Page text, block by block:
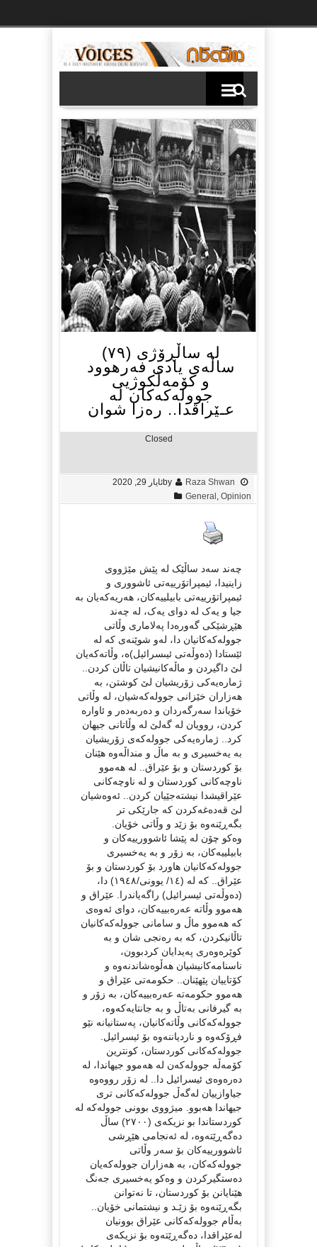
لە ساڵڕۆژی (٧٩)
ساڵەی یادی فەرهوود
و کۆمەڵکوژیی
جوولەکەکان لە
عـێراقدا.. رەزا شوان
Closed
by Raza Shwan
ئایار 29, 2020
General Opinion
چەند سەد ساڵێک لە پێش مێژووی
زاینیدا، ئیمپراتۆرییەتی ئاشووری و
ئیمپراتۆرییەتی بابیلییەکان، هەریەکەیان بە
جیا و یەک لە دوای یەک، لە چەند
هێڕشێکی گەورەدا پەلاماری وڵاتی
جوولەکەکانیان دا، لەو شوێنەی کە لە
ئێستادا (ده‌وڵه‌تی ئیىسرائیل)ه‌، وڵاتەکەیان
لێ داگیردن و ماڵەکانیشیان تاڵان کردن..
ژمارەیەکی زۆریشیان لێ کوشتن، بە
هەزاران خێزانی جوولەکەشیان، لە وڵاتی
خۆیاندا سەرگەردان و دەربەدەر و ئاوارە
کردن، روویان لە گەلێ لە وڵاتانی جیهان
کرد.. ژمارەیەکی جوولەکەی زۆریشیان
بە یەخسیری و بە ماڵ و منداڵەوە هێنان
بۆ کوردستان و بۆ عێراق.. لە هەموو
ناوچەکانی کوردستان و لە ناوچەکانی
عێراقیشدا نیشتەجێیان کردن.. ئەوەشیان
لێ قەدەغەکردن کە جارێکی تر
بگەڕێنەوە بۆ زێد و وڵاتی خۆیان.
وەکو چۆن لە پێشا ئاشوورییەکان و
بابیلییەکان، بە زۆر و بە یەخسیری
جوولەکەکانیان هاورد بۆ کوردستان و بۆ
عێراق.. کە لە (١٤/ یوونی/١٩٤٨) دا،
(دەوڵەتی ئیسرائیل) راگەیاندرا. عێراق و
هەموو وڵاتە عەرەبییەکان، دوای ئەوەی
کە هەموو ماڵ و سامانی جوولەکەکانیان
تاڵانیکردن، کە بە رەنجی شان و بە
کوێرەوەری پەیدایان کردبوون،
ناسنامەکانیشیان هەڵوەشاندنەوە و
کۆتاییان پێهێنان.. حکومەتی عێراق و
هەموو حکومەتە عەرەبییەکان، بە زۆر و
بە گیرفانی بەتاڵ و بە جانتایەکەوە،
جوولەکەکانی وڵاتەکانیان، پەستانیانە نێو
فڕۆکەوە و ناردیاننەوە بۆ ئیسرائیل.
جوولەکەکانی کوردستان، کونترین
کۆمەڵە جوولەکەن لە هەموو جیهاندا، لە
دەرەوەی ئیسرائیل دا.. لە زۆر رووەوە
جیاوازییان لەگەڵ جوولەکەکانی تری
جیهاندا هەبوو. میژووی بوونی جوولەکە لە
کوردستاندا بو نزیکەی (٢٧٠٠) ساڵ
دەگەڕێتەوە، لە ئەنجامی هێڕشی
ئاشوورییەکان بۆ سەر وڵاتی
جوولەکەکان، بە هەزاران جوولەکەیان
دەستگیرکردن و وەکو یەخسیری جەنگ
هێنایانن بۆ کوردستان، تا نەتوانن
بگەڕێنەوە بۆ زێـد و نیشتمانی خۆیان..
بەڵام جوولەکەکانی عێراق بوونیان
لەعێراقدا، دەگەڕێتەوە بۆ نزیکەی